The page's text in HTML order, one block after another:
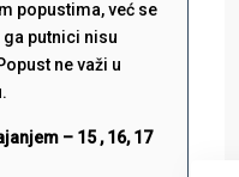
popustima, već se
putnici nisu
ne važi u
– 15 , 16, 17